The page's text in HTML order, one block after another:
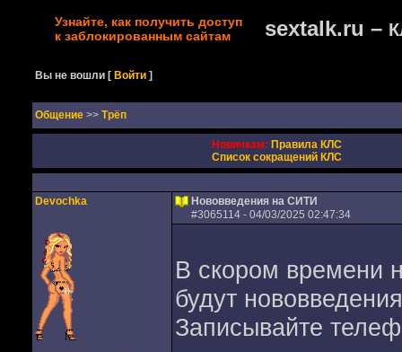
Узнайте, как получить доступ
к заблокированным сайтам
sextalk.ru –
Вы не вошли [Войти ]
Oбщение >> Трёп
Новичкам: Правила КЛС
Список сокращений КЛС
Devochka
Нововведения на СИТИ
#3065114- 04/03/2025 02:47:34
В скором времени
будут
Записывайте